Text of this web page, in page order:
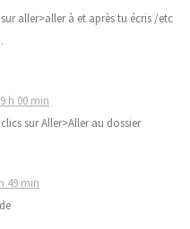
aller>aller à et après tu écris /etc
h 00 min
sur Aller>Aller au dossier
49 min